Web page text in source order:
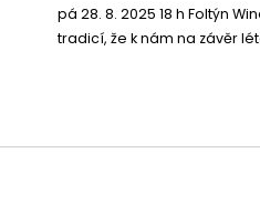
pá 28. 8. 2025 18 h Foltýn
tradicí, že k nám na závěr